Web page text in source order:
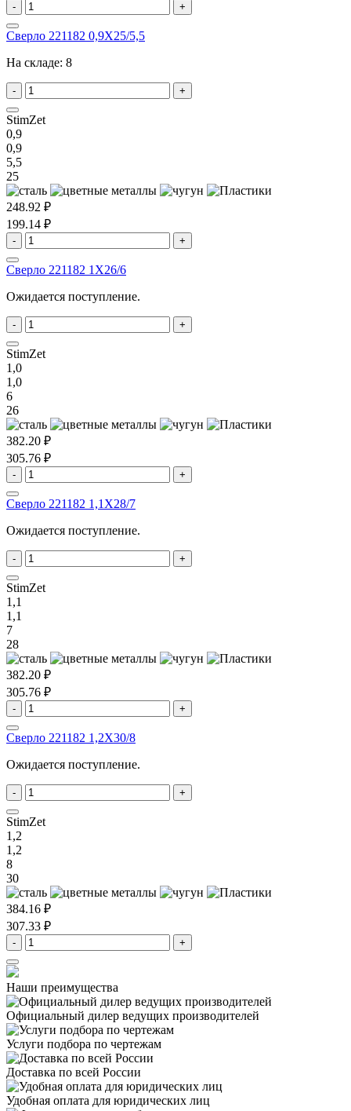
- +
Сверло 221182 0,9X25/5,5
На складе: 8
- +
StimZet
0,9
0,9
5,5
25
248.92 ₽
199.14 ₽
- +
Сверло 221182 1X26/6
Ожидается поступление.
- +
StimZet
1,0
1,0
6
26
382.20 ₽
305.76 ₽
- +
Сверло 221182 1,1X28/7
Ожидается поступление.
- +
StimZet
1,1
1,1
7
28
382.20 ₽
305.76 ₽
- +
Сверло 221182 1,2X30/8
Ожидается поступление.
- +
StimZet
1,2
1,2
8
30
384.16 ₽
307.33 ₽
- +
Наши преимущества
Официальный дилер ведущих производителей
Услуги подбора по чертежам
Доставка по всей России
Удобная оплата для юридических лиц